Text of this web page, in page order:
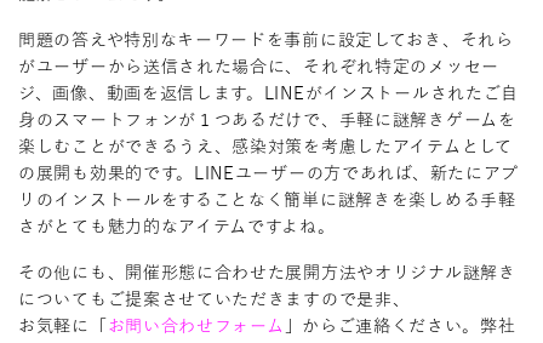
問題の答えや特別なキーワードを事前に設定しておき、それら
がユーザーから送信された場合に、それぞれ特定のメッセー
ジ、画像、動画を返信します。LINEがインストールされたご自
身のスマートフォンが１つあるだけで、手軽に謎解きゲームを
楽しむことができるうえ、感染対策を考慮したアイテムとして
の展開も効果的です。LINEユーザーの方であれば、新たにアプ
リのインストールをすることなく簡単に謎解きを楽しめる手軽
さがとても魅力的なアイテムですよね。
その他にも、開催形態に合わせた展開方法やオリジナル謎解き
についてもご提案させていただきますので是非、
お気軽に「 お問い合わせフォーム
」からご連絡ください。弊社